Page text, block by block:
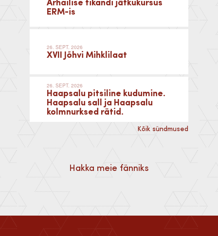
Arhailise tikandi jätkukursus
ERM-is
26. SEPT. 2026
XVII Jõhvi Mihklilaat
26. SEPT. 2026
Haapsalu pitsiline kudumine.
Haapsalu sall ja Haapsalu
kolmnurksed rätid.
Kõik sündmused
Hakka meie fänniks